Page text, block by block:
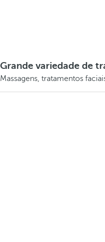
Grande variedade de
Massagens, tratamentos